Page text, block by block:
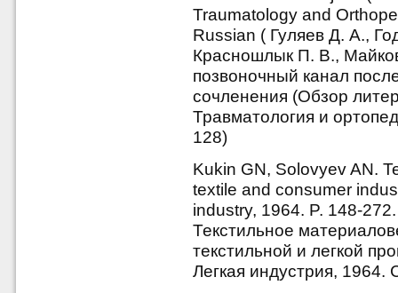
Traumatology and
Russian ( Гуляев Д. А.,
Красношлык П. В.,
позвоночный канал
сочленения (Обзор
Травматология и
128)
Kukin GN, Solovyev AN.
textile and consumer
industry, 1964. P. 148-
Текстильное
текстильной и легкой
Легкая индустрия, 1964.